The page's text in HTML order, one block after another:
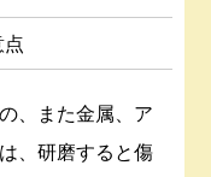
、また金属、ア
、研磨すると傷